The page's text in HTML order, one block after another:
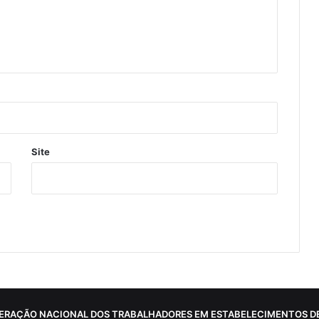
Site
NACIONAL DOS TRABALHADORES EM ESTABELECIMENTOS